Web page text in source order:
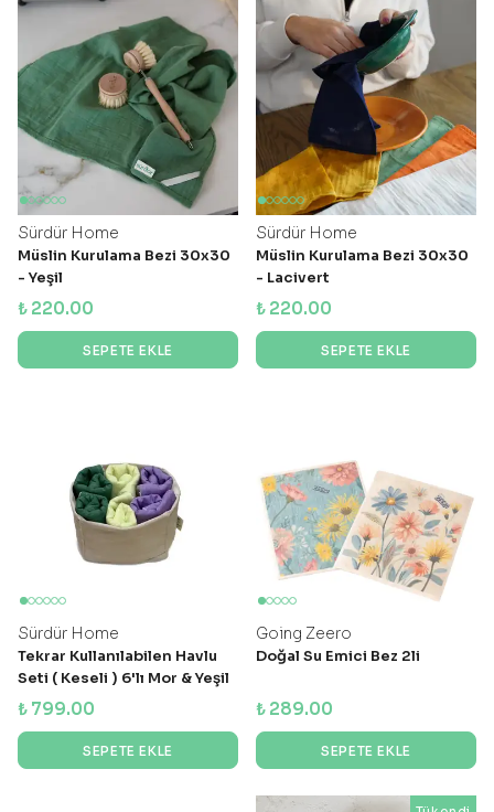
Sürdür Home
Müslin Kurulama Bezi 30x30
- Yeşil
₺ 220.00
SEPETE EKLE
Sürdür Home
Müslin Kurulama Bezi 30x30
- Lacivert
₺ 220.00
SEPETE EKLE
Sürdür Home
Tekrar Kullanılabilen Havlu
Seti ( Keseli ) 6'lı Mor & Yeşil
& Sarı
₺ 799.00
SEPETE EKLE
Going Zeero
Doğal Su Emici Bez 2li
₺ 289.00
SEPETE EKLE